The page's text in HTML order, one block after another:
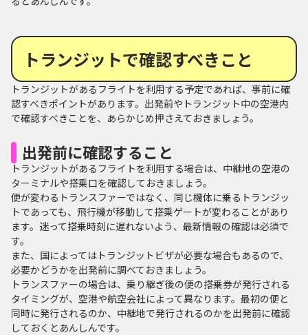
トランジットで確認すべきこと
トランジットがあるフライトを利用する予定であれば、事前に確
認すべきポイントがあります。出発前やトランジット中の空港内
で確認すべきことを、あらかじめ押さえておきましょう。
出発前に確認すること
トランジットがあるフライトを利用する場合は、中継地の空港の
ターミナルや搭乗口を確認しておきましょう。
便が変わるトランスファーではなく、同じ機体に乗るトランジッ
トであっても、飛行機が移動して搭乗ゲートが変わることがあり
ます。迷って搭乗時刻に遅れないよう、最新情報の確認は必須で
す。
また、国によってはトランジットビザが必要な場合もあるので、
必要かどうかを出発前に調べておきましょう。
トランスファーの場合は、乗り継ぎ後の便の搭乗券が発行される
タイミングが、空港や航空会社によって異なります。最初の便と
同時に発行されるのか、中継地で発行されるのかを出発前に確認
しておくとあんしんです。